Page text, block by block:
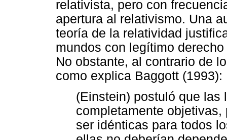
relativista, pero con
apertura al relativismo. Una
teoría de la relatividad
mundos con legítimo
No obstante, al contrario de
como explica Baggott (1993):
(Einstein) postuló que
completamente
ser idénticas para todos